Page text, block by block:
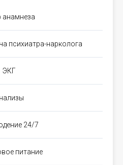
анамнеза
психиатра-нарколога
ЭКГ
24/7
питание